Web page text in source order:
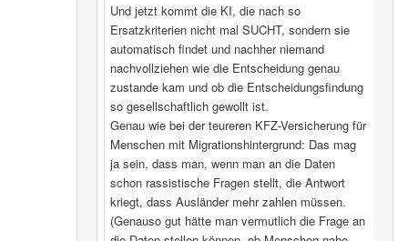
Und jetzt kommt die KI, die nach so
Ersatzkriterien nicht mal SUCHT, sondern sie
automatisch findet und nachher niemand
nachvollziehen wie die Entscheidung genau
zustande kam und ob die Entscheidungsfindung
so gesellschaftlich gewollt ist.
Genau wie bei der teureren KFZ-Versicherung für
Menschen mit Migrationshintergrund: Das mag
ja sein, dass man, wenn man an die Daten
schon rassistische Fragen stellt, die Antwort
kriegt, dass Ausländer mehr zahlen müssen.
(Genauso gut hätte man vermutlich die Frage an